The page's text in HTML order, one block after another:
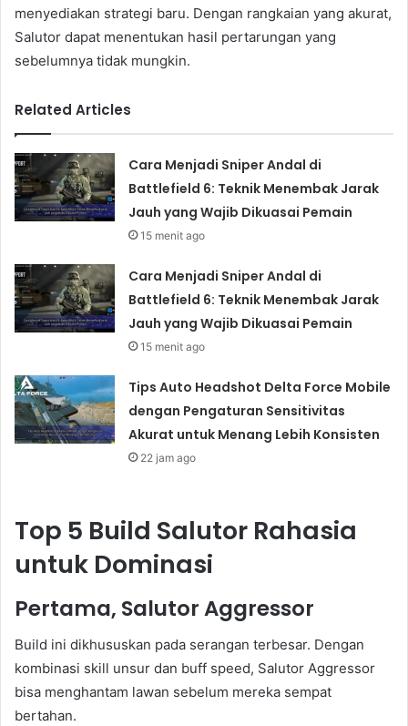
menyediakan strategi baru. Dengan rangkaian yang akurat,
Salutor dapat menentukan hasil pertarungan yang
sebelumnya tidak mungkin.
Related Articles
Cara Menjadi Sniper Andal di
Battlefield 6: Teknik Menembak Jarak
Jauh yang Wajib Dikuasai Pemain
15 menit ago
Cara Menjadi Sniper Andal di
Battlefield 6: Teknik Menembak Jarak
Jauh yang Wajib Dikuasai Pemain
15 menit ago
Tips Auto Headshot Delta Force Mobile
dengan Pengaturan Sensitivitas
Akurat untuk Menang Lebih Konsisten
22 jam ago
Top 5 Build Salutor Rahasia
untuk Dominasi
Pertama, Salutor Aggressor
Build ini dikhususkan pada serangan terbesar. Dengan
kombinasi skill unsur dan buff speed, Salutor Aggressor
bisa menghantam lawan sebelum mereka sempat
bertahan.